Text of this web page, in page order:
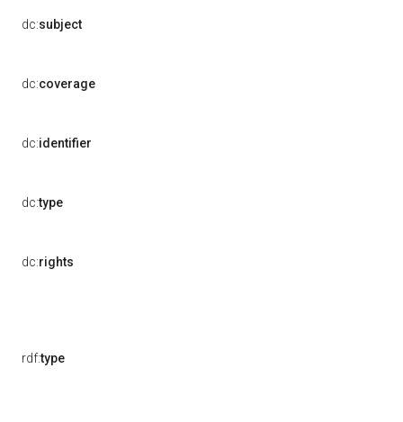
dc:subject
dc:coverage
dc:identifier
dc:type
dc:rights
rdf:type